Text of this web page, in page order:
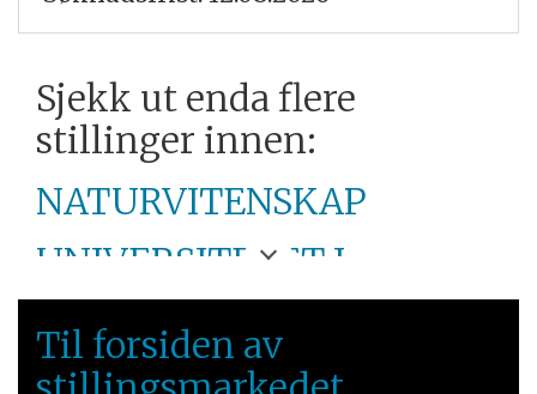
Sjekk ut enda flere
stillinger innen:
NATURVITENSKAP
UNIVERSITETET I
BERGEN
VESTLANDET
Til forsiden av